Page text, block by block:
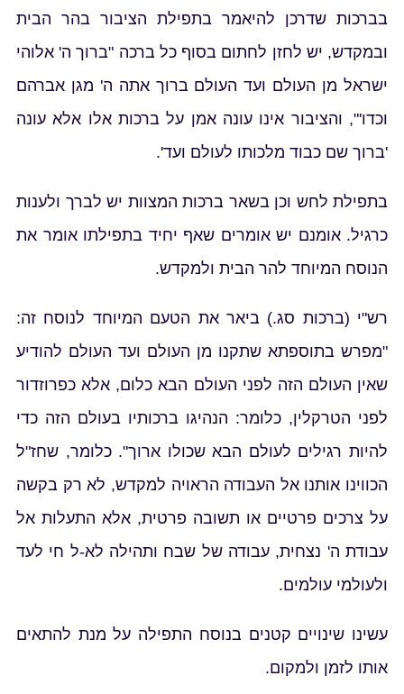
בברכות שדרכן להיאמר בתפילת הציבור בהר הבית
ובמקדש, יש לחזן לחתום בסוף כל ברכה "ברוך ה' אלוהי
ישראל מן העולם ועד העולם ברוך אתה ה' מגן אברהם
וכדו'", והציבור אינו עונה אמן על ברכות אלו אלא עונה
'ברוך שם כבוד מלכותו לעולם ועד'.
בתפילת לחש וכן בשאר ברכות המצוות יש לברך ולענות
כרגיל. אומנם יש אומרים שאף יחיד בתפילתו אומר את
הנוסח המיוחד להר הבית ולמקדש.
רש"י (ברכות סג.) ביאר את הטעם המיוחד לנוסח זה:
"מפרש בתוספתא שתקנו מן העולם ועד העולם להודיע
שאין העולם הזה לפני העולם הבא כלום, אלא כפרוזדור
לפני הטרקלין, כלומר: הנהיגו ברכותיו בעולם הזה כדי
להיות רגילים לעולם הבא שכולו ארוך". כלומר, שחז"ל
הכווינו אותנו אל העבודה הראויה למקדש, לא רק בקשה
על צרכים פרטיים או תשובה פרטית, אלא התעלות אל
עבודת ה' נצחית, עבודה של שבח ותהילה לא-ל חי לעד
ולעולמי עולמים.
עשינו שינויים קטנים בנוסח התפילה על מנת להתאים
אותו לזמן ולמקום.